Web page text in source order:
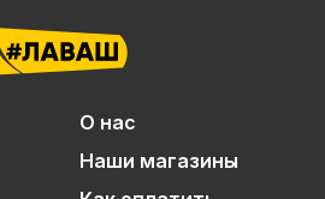
О нас
Наши магазины